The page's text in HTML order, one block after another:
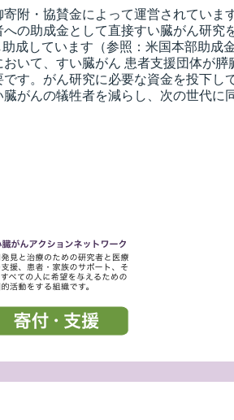
・協賛金によって運営されていま
の助成金として直接すい臓がん研
成しています（参照：米国本部助成
いて、すい臓がん 患者支援団体が
す。がん研究に必要な資金を投下
がんの犠牲者を減らし、次の世代